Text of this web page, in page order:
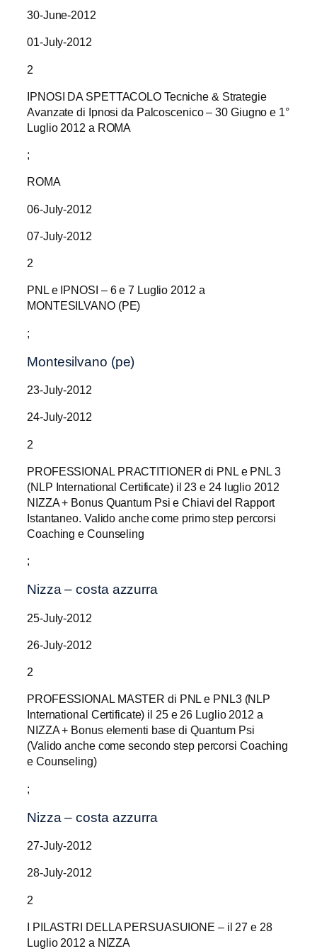
30-June-2012
01-July-2012
2
IPNOSI DA SPETTACOLO Tecniche & Strategie
Avanzate di Ipnosi da Palcoscenico – 30 Giugno e 1°
Luglio 2012 a ROMA
;
ROMA
06-July-2012
07-July-2012
2
PNL e IPNOSI – 6 e 7 Luglio 2012 a
MONTESILVANO (PE)
;
Montesilvano (pe)
23-July-2012
24-July-2012
2
PROFESSIONAL PRACTITIONER di PNL e PNL 3
(NLP International Certificate) il 23 e 24 luglio 2012
NIZZA + Bonus Quantum Psi e Chiavi del Rapport
Istantaneo. Valido anche come primo step percorsi
Coaching e Counseling
;
Nizza – costa azzurra
25-July-2012
26-July-2012
2
PROFESSIONAL MASTER di PNL e PNL3 (NLP
International Certificate) il 25 e 26 Luglio 2012 a
NIZZA + Bonus elementi base di Quantum Psi
(Valido anche come secondo step percorsi Coaching
e Counseling)
;
Nizza – costa azzurra
27-July-2012
28-July-2012
2
I PILASTRI DELLA PERSUASUIONE – il 27 e 28
Luglio 2012 a NIZZA